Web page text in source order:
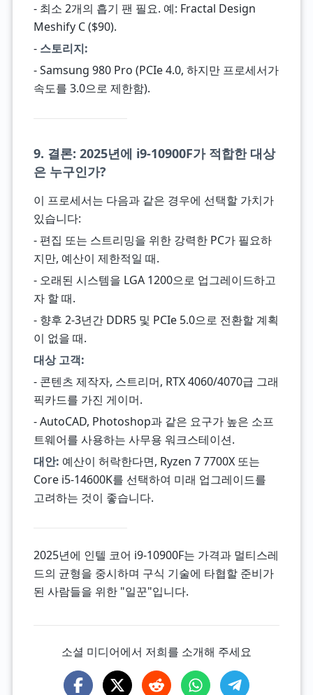
- 최소 2개의 흡기 팬 필요. 예: Fractal Design
Meshify C ($90).
- 스토리지:
- Samsung 980 Pro (PCIe 4.0, 하지만 프로세서가
속도를 3.0으로 제한함).
9. 결론: 2025년에 i9-10900F가 적합한 대상
은 누구인가?
이 프로세서는 다음과 같은 경우에 선택할 가치가
있습니다:
- 편집 또는 스트리밍을 위한 강력한 PC가 필요하
지만, 예산이 제한적일 때.
- 오래된 시스템을 LGA 1200으로 업그레이드하고
자 할 때.
- 향후 2-3년간 DDR5 및 PCIe 5.0으로 전환할 계획
이 없을 때.
대상 고객:
- 콘텐츠 제작자, 스트리머, RTX 4060/4070급 그래
픽카드를 가진 게이머.
- AutoCAD, Photoshop과 같은 요구가 높은 소프
트웨어를 사용하는 사무용 워크스테이션.
대안: 예산이 허락한다면, Ryzen 7 7700X 또는
Core i5-14600K를 선택하여 미래 업그레이드를
고려하는 것이 좋습니다.
2025년에 인텔 코어 i9-10900F는 가격과 멀티스레
드의 균형을 중시하며 구식 기술에 타협할 준비가
된 사람들을 위한 "일꾼"입니다.
소셜 미디어에서 저희를 소개해 주세요